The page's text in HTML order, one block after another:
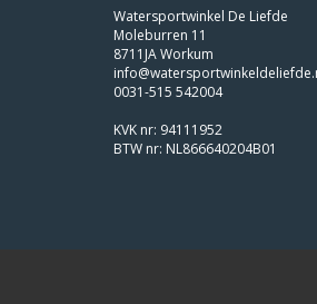
Watersportwinkel De Liefde
Moleburren 11
8711JA Workum
0031-515 542004
KVK nr: 94111952
BTW nr: NL866640204B01